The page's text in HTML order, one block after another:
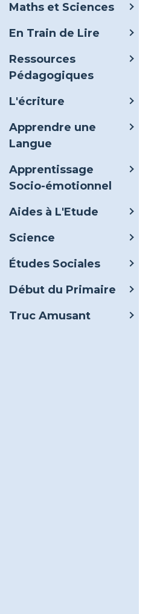
Maths et Sciences
En Train de Lire
Ressources
Pédagogiques
L'écriture
Apprendre une
Langue
Apprentissage
Socio-émotionnel
Aides à L'Etude
Science
Études Sociales
Début du Primaire
Truc Amusant